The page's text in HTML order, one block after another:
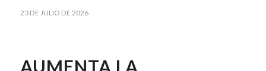
23 DE JULIO DE 2026
AUMENTA LA